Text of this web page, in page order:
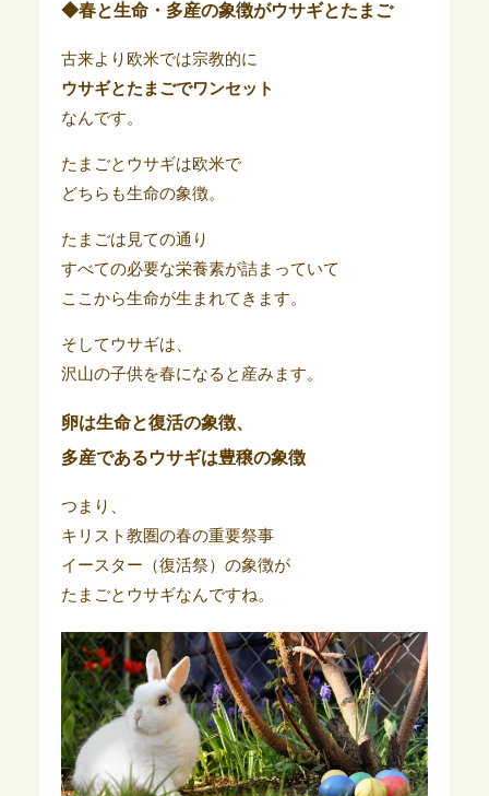
◆春と生命・多産の象徴がウサギとたまご
古来より欧米では宗教的に
ウサギとたまごでワンセット
なんです。
たまごとウサギは欧米で
どちらも生命の象徴。
たまごは見ての通り
すべての必要な栄養素が詰まっていて
ここから生命が生まれてきます。
そしてウサギは、
沢山の子供を春になると産みます。
卵は生命と復活の象徴、
多産であるウサギは豊穣の象徴
つまり、
キリスト教圏の春の重要祭事
イースター（復活祭）の象徴が
たまごとウサギなんですね。